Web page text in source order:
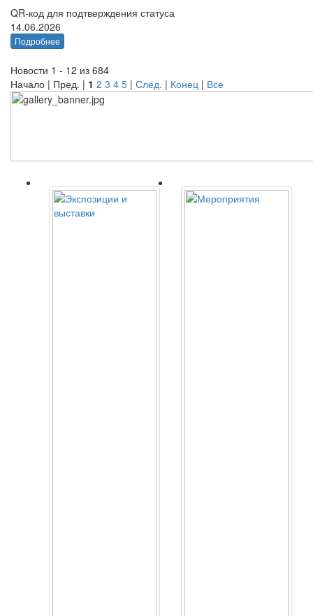
QR-код для подтверждения статуса
14.06.2026
Подробнее
Новости 1 - 12 из 684
Начало | Пред. | 1 2 3 4 5 | След. | Конец | Все